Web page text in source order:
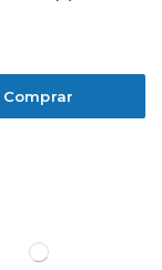
Comprar